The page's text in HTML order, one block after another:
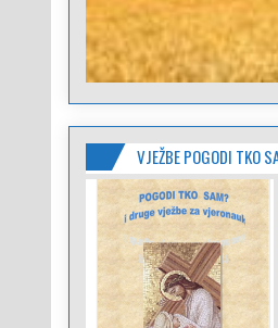
VJEŽBE POGODI TKO